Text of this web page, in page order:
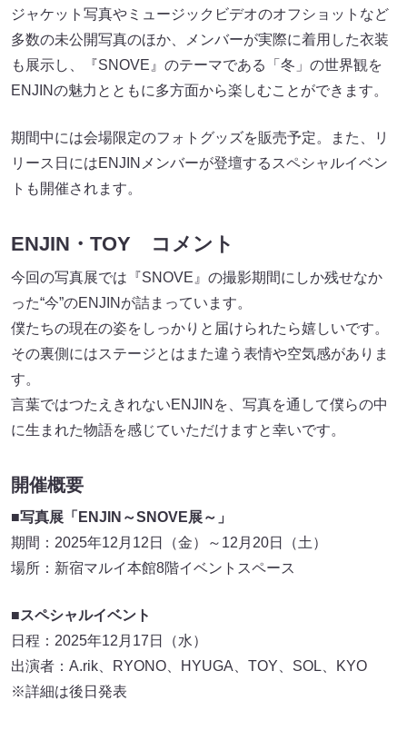
ジャケット写真やミュージックビデオのオフショットなど
多数の未公開写真のほか、メンバーが実際に着用した衣装
も展示し、『SNOVE』のテーマである「冬」の世界観を
ENJINの魅力とともに多方面から楽しむことができます。
期間中には会場限定のフォトグッズを販売予定。また、リ
リース日にはENJINメンバーが登壇するスペシャルイベン
トも開催されます。
ENJIN・TOY コメント
今回の写真展では『SNOVE』の撮影期間にしか残せなか
った“今”のENJINが詰まっています。
僕たちの現在の姿をしっかりと届けられたら嬉しいです。
その裏側にはステージとはまた違う表情や空気感がありま
す。
言葉ではつたえきれないENJINを、写真を通して僕らの中
に生まれた物語を感じていただけますと幸いです。
開催概要
■写真展「ENJIN～SNOVE展～」
期間：2025年12月12日（金）～12月20日（土）
場所：新宿マルイ本館8階イベントスペース
■スペシャルイベント
日程：2025年12月17日（水）
出演者：A.rik、RYONO、HYUGA、TOY、SOL、KYO
※詳細は後日発表